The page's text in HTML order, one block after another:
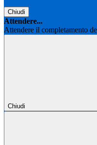
Chiudi
Attendere...
Attendere il completamento
Chiudi